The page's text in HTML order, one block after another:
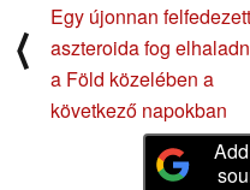
⟨
Egy újonnan felfedezett
aszteroida fog
a Föld közelében a
következő napokban